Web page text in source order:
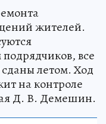
жителей.
все
сданы летом. Ход
на контроле
Д. В. Демешин.